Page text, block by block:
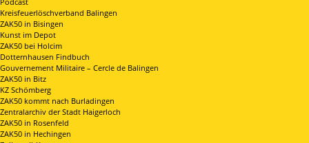
Kreisfeuerlöschverband Balingen
ZAK50 in Bisingen
Kunst im Depot
ZAK50 bei Holcim
Dotternhausen Findbuch
Gouvernement Militaire – Cercle de Balingen
ZAK50 in Bitz
KZ Schömberg
ZAK50 kommt nach Burladingen
Zentralarchiv der Stadt Haigerloch
ZAK50 in Rosenfeld
ZAK50 in Hechingen